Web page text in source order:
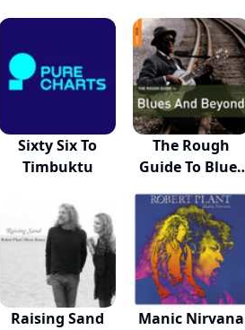
Sixty Six To
Timbuktu
The Rough
Guide To Blues
Raising Sand Manic Nirvana